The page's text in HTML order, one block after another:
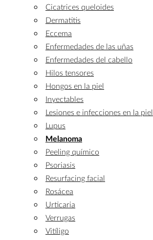
Cicatrices queloides
Dermatitis
Eccema
Enfermedades de las uñas
Enfermedades del cabello
Hilos tensores
Hongos en la piel
Inyectables
Lesiones e infecciones en la piel
Lupus
Melanoma
Peeling químico
Psoriasis
Resurfacing facial
Rosácea
Urticaria
Verrugas
Vitíligo